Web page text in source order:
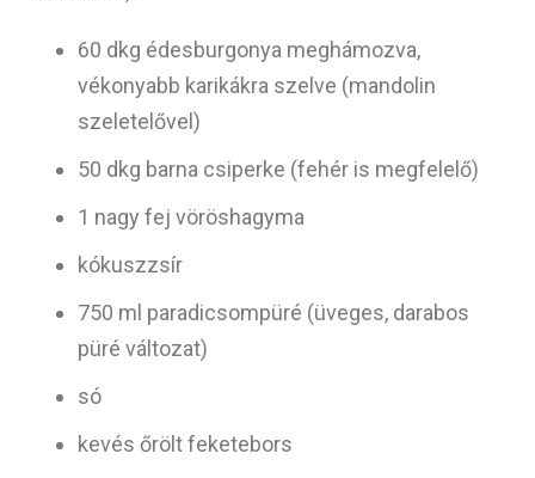
60 dkg édesburgonya meghámozva,
vékonyabb karikákra szelve (mandolin
szeletelővel)
50 dkg barna csiperke (fehér is megfelelő)
1 nagy fej vöröshagyma
kókuszzsír
750 ml paradicsompüré (üveges, darabos
püré változat)
só
kevés őrölt feketebors